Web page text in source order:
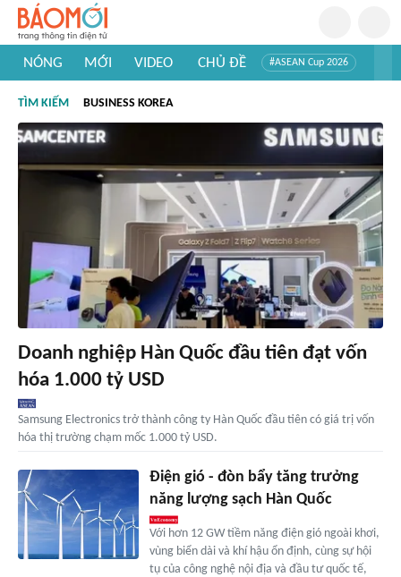
NÓNG MỚI VIDEO CHỦ ĐỀ #ASEAN Cup 2026
#Khám phá thế giới
TÌM KIẾM BUSINESS KOREA
Doanh nghiệp Hàn Quốc đầu tiên đạt vốn
hóa 1.000 tỷ USD
Samsung Electronics trở thành công ty Hàn Quốc đầu tiên có giá trị vốn
hóa thị trường chạm mốc 1.000 tỷ USD.
Điện gió - đòn bẩy tăng trưởng
năng lượng sạch Hàn Quốc
Với hơn 12 GW tiềm năng điện gió ngoài khơi,
vùng biển dài và khí hậu ổn định, cùng sự hội
tụ của công nghệ nội địa và đầu tư quốc tế,